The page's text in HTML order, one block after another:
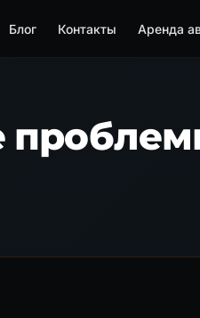
Блог Контакты Аренда